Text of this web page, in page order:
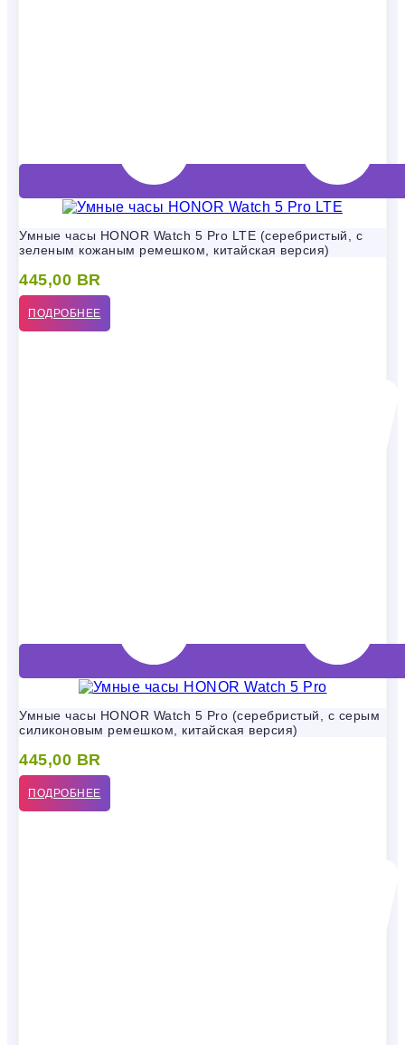
Умные часы HONOR Watch 5 Pro LTE (серебристый, с
зеленым кожаным ремешком, китайская версия)
445,00 BR
ПОДРОБНЕЕ
Умные часы HONOR Watch 5 Pro (серебристый, с серым
силиконовым ремешком, китайская версия)
445,00 BR
ПОДРОБНЕЕ